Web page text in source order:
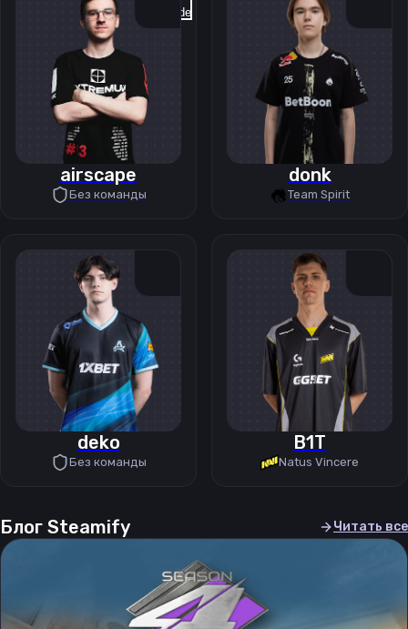
Previous slide Next slide
airscape
Без команды
donk
Team Spirit
deko
Без команды
B1T
Natus Vincere
Блог Steamify Читать все